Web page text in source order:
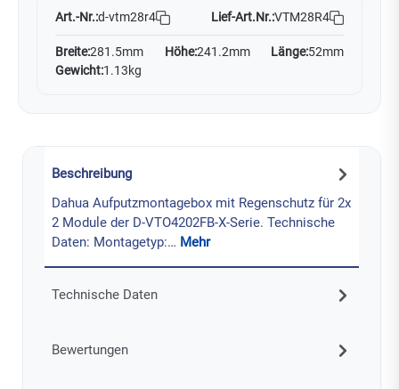
Art.-Nr.:d-vtm28r4 Lief-Art.Nr.:VTM28R4
Breite:281.5mm Höhe:241.2mm Länge:52mm
Gewicht:1.13kg
Beschreibung
Dahua Aufputzmontagebox mit Regenschutz für 2x
2 Module der D-VTO4202FB-X-Serie. Technische
Daten: Montagetyp:… Mehr
Technische Daten
Bewertungen